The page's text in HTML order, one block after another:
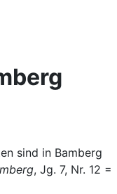
sind in Bamberg
, Jg. 7, Nr. 12 =